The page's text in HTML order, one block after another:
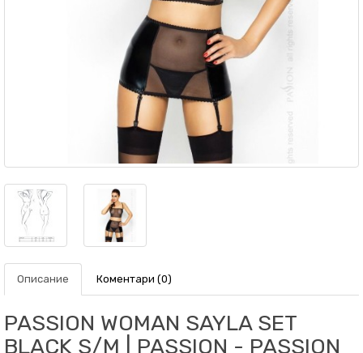
Описание Коментари (0)
PASSION WOMAN SAYLA SET
BLACK S/M | PASSION - PASSION